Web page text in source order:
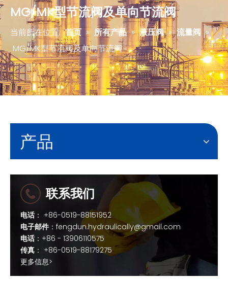
MG/MK型节流阀及单向节流阀
当前所在位置: 首页 » 所有产品 » 液压阀 » 流量阀 »
MG/MK型节流阀及单向节流阀
产品
联系我们
电话： +86-0519-88151952
电子邮件： fengdun.hydraulically@gmail.com
电话：+86 - 13906110575
传真 ： +86-0519-88179275
更多信息>